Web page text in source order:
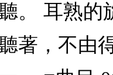
。 耳熟的
著，不由